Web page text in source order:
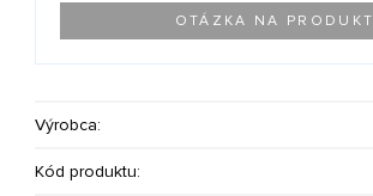
OTÁZKA NA PRODUKT
Výrobca:
Kód produktu: